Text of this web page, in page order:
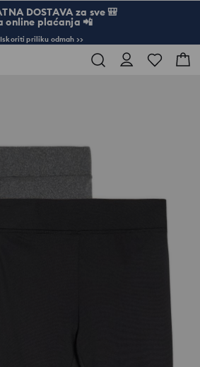
DOSTAVA za sve 🎒
online plaćanja 📲
Iskoriti priliku odmah >>